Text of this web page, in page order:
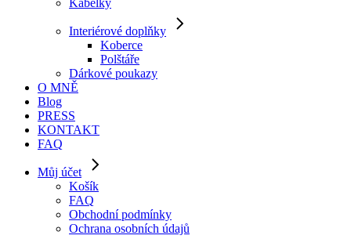
Kabelky
Interiérové doplňky
Koberce
Polštáře
Dárkové poukazy
O MNĚ
Blog
PRESS
KONTAKT
FAQ
Můj účet
Košík
FAQ
Obchodní podmínky
Ochrana osobních údajů